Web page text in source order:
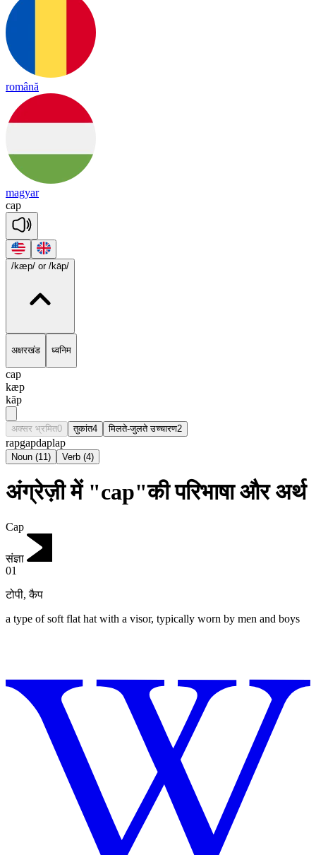
română
magyar
cap
/kæp/ or /kāp/
अक्षरखंड ध्वनिम
cap
kæp
kāp
अक्सर भ्रमित0 तुकांत4 मिलते-जुलते उच्चारण2
rapgapdaplap
Noun (11) Verb (4)
अंग्रेज़ी में "cap"की परिभाषा और अर्थ
Cap
संज्ञा
01
टोपी,कैप
a type of soft flat hat with a visor, typically worn by men and boys